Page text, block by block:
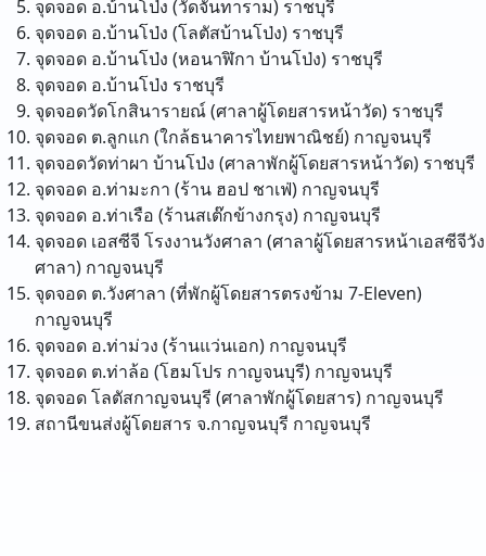
จุดจอด อ.บ้านโป่ง (วัดจันทาราม) ราชบุรี
จุดจอด อ.บ้านโป่ง (โลตัสบ้านโป่ง) ราชบุรี
จุดจอด อ.บ้านโป่ง (หอนาฬิกา บ้านโป่ง) ราชบุรี
จุดจอด อ.บ้านโป่ง ราชบุรี
จุดจอดวัดโกสินารายณ์ (ศาลาผู้โดยสารหน้าวัด) ราชบุรี
จุดจอด ต.ลูกแก (ใกล้ธนาคารไทยพาณิชย์) กาญจนบุรี
จุดจอดวัดท่าผา บ้านโป่ง (ศาลาพักผู้โดยสารหน้าวัด) ราชบุรี
จุดจอด อ.ท่ามะกา (ร้าน ฮอป ชาเฟ่) กาญจนบุรี
จุดจอด อ.ท่าเรือ (ร้านสเต๊กข้างกรุง) กาญจนบุรี
จุดจอด เอสซีจี โรงงานวังศาลา (ศาลาผู้โดยสารหน้าเอสซีจีวัง
ศาลา) กาญจนบุรี
จุดจอด ต.วังศาลา (ที่พักผู้โดยสารตรงข้าม 7-Eleven)
กาญจนบุรี
จุดจอด อ.ท่าม่วง (ร้านแว่นเอก) กาญจนบุรี
จุดจอด ต.ท่าล้อ (โฮมโปร กาญจนบุรี) กาญจนบุรี
จุดจอด โลตัสกาญจนบุรี (ศาลาพักผู้โดยสาร) กาญจนบุรี
สถานีขนส่งผู้โดยสาร จ.กาญจนบุรี กาญจนบุรี